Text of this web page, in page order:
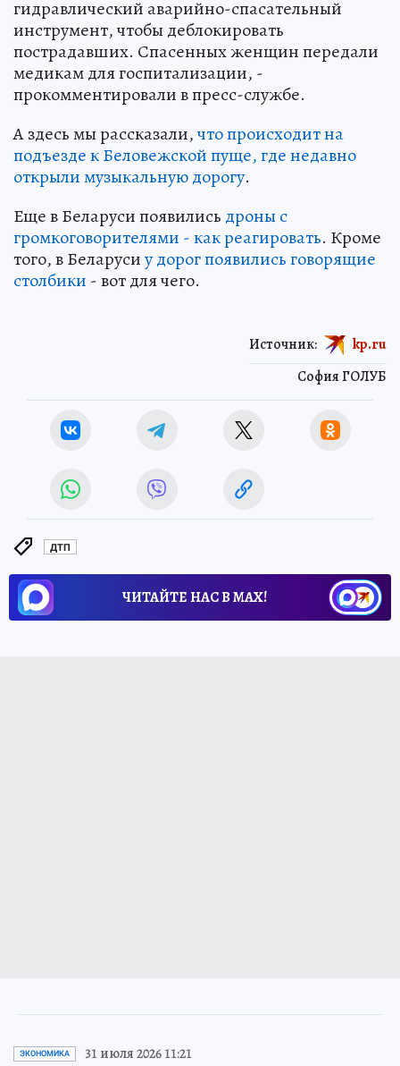
гидравлический аварийно-спасательный
инструмент, чтобы деблокировать
пострадавших. Спасенных женщин передали
медикам для госпитализации, -
прокомментировали в пресс-службе.
А здесь мы рассказали,что происходит на
подъезде к Беловежской пуще, где недавно
открыли музыкальную дорогу.
Еще в Беларуси появились дроны с
громкоговорителями - как реагировать. Кроме
того, в Беларусиу дорог появились говорящие
столбики - вот для чего.
София ГОЛУБ
Источник: kp.ru
ДТП
ЧИТАЙТЕ НАС В МАХ!
ЭКОНОМИКА 31 июля 2026 11:21